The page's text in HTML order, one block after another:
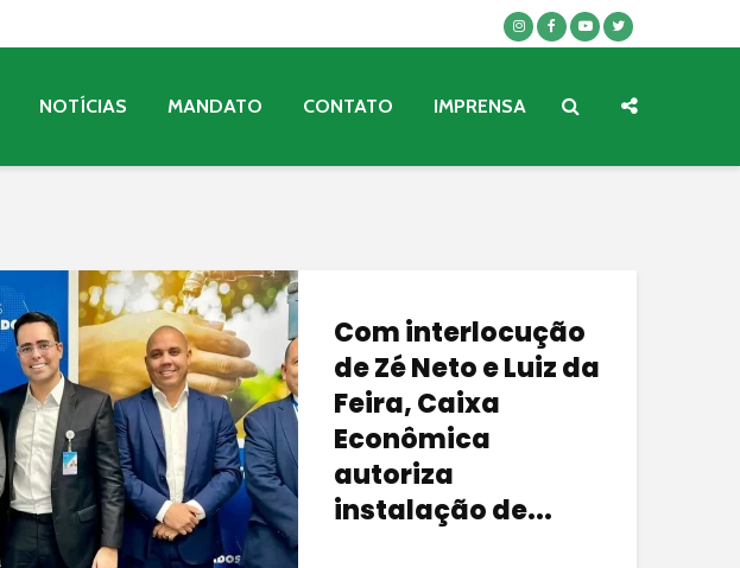
NOTÍCIAS MANDATO CONTATO IMPRENSA
Com interlocução
de Zé Neto e Luiz da
Feira, Caixa
Econômica
autoriza
instalação de...